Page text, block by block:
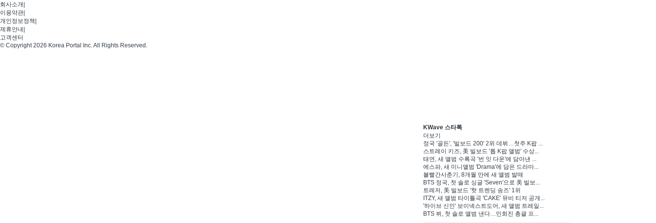
KWave 스타톡
더보기
정국 '골든', '빌보드 200' 2위 데뷔…첫주 K팝 ...
스트레이 키즈, 美 빌보드 '톱 K팝 앨범' 수상...
태연, 새 앨범 수록곡 '번 잇 다운'에 담아낸 ...
에스파, 새 미니앨범 'Drama'에 담은 드라마...
볼빨간사춘기, 8개월 만에 새 앨범 발매
BTS 정국, 첫 솔로 싱글 'Seven'으로 美 빌보...
트레저, 美 빌보드 '핫 트렌딩 송즈' 1위
ITZY, 새 앨범 타이틀곡 'CAKE' 뮤비 티저 공개...
'하이브 신인' 보이넥스트도어, 새 앨범 트레일...
BTS 뷔, 첫 솔로 앨범 낸다…민희진 총괄 프...
회사소개
이용약관
개인정보정책
제휴안내
고객센터
© Copyright 2026 Korea Portal Inc. All Rights Reserved.